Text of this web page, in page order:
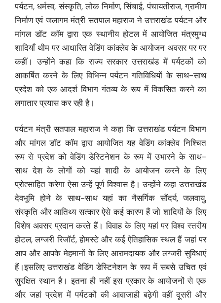
पर्यटन, धर्मस्व, संस्कृति, लोक निर्माण, सिंचाई, पंचायतीराज, ग्रामीण
निर्माण एवं जलागम मंत्री सतपाल महाराज ने उत्तराखंड पर्यटन और
मांगल डॉट कॉम द्वारा एक स्थानीय होटल में आयोजित मंत्रमुग्ध
शादियाँ थीम पर आधारित वेडिंग कांक्लेव के आयोजन अवसर पर पर
कहीं। उन्होंने कहा कि राज्य सरकार उत्तराखंड में पर्यटकों को
आकर्षित करने के लिए विभिन्न पर्यटन गतिविधियों के साथ-साथ
प्रदेश को एक आदर्श विभाग गंतव्य के रूप में विकसित करने का
लगातार प्रयास कर रही है।
पर्यटन मंत्री सतपाल महाराज ने कहा कि उत्तराखंड पर्यटन विभाग
और मांगल डॉट कॉम द्वारा आयोजित यह वेडिंग कांक्लेव निश्चित
रूप से प्रदेश को वेडिंग डेस्टिनेशन के रूप में उभारने के साथ-
साथ देश के लोगों को यहां शादी के आयोजन करने के लिए
प्रोत्साहित करेगा ऐसा उन्हें पूर्ण विश्वास है। उन्होंने कहा उत्तराखंड
देवभूमि होने के साथ-साथ यहां का नैसर्गिक सौंदर्य, जलवायु,
संस्कृति और आतिथ्य सत्कार ऐसे कई कारण हैं जो शादियों के लिए
विशेष अवसर प्रदान करते हैं। विवाह के लिए यहां पर विश्व स्तरीय
होटल, लग्जरी रिजॉर्ट, होमस्टे और कई ऐतिहासिक स्थल हैं जहां पर
आप और आपके मेहमानों के लिए आरामदायक और लग्जरी सुविधाएं
हैं।इसलिए उत्तराखंड वेडिंग डेस्टिनेशन के रूप में सबसे उचित एवं
सुरक्षित स्थान है। इतना ही नहीं इस प्रकार के आयोजनों से एक
और जहां प्रदेश में पर्यटकों की आवाजाही बढ़ेगी वहीं दूसरी और